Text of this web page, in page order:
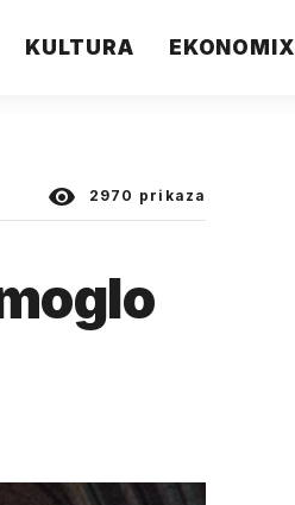
KULTURA EKONOMIX
2970 prikaza